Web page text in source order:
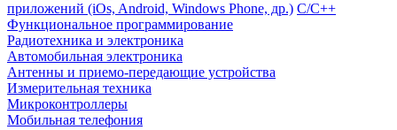
приложений (iOs, Android, Windows Phone, др.) С/С++
Функциональное программирование
Радиотехника и электроника
Автомобильная электроника
Антенны и приемо-передающие устройства
Измерительная техника
Микроконтроллеры
Мобильная телефония